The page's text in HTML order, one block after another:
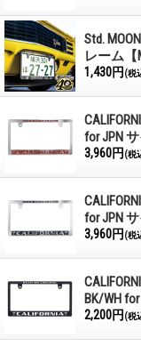
Std.
レーム【
1,430円 (税
for JPN
3,960円 (税
for JPN
3,960円 (税
BK/WH
2,200円 (税